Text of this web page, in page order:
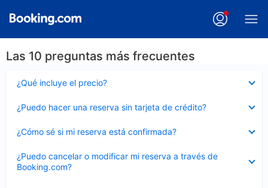
Las 10 preguntas más frecuentes
¿Qué incluye el precio?
cerrado
¿Puedo hacer una reserva sin tarjeta de crédito?
cerrado
¿Cómo sé si mi reserva está confirmada?
cerrado
¿Puedo cancelar o modificar mi reserva a través de
Booking.com?
cerrado